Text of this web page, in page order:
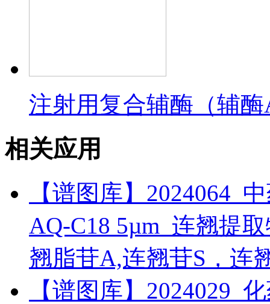
注射用复合辅酶（辅
相关应用
【谱图库】2024064_
AQ-C18 5µm_连翘提
翘脂苷A,连翘苷S，连
【谱图库】2024029_